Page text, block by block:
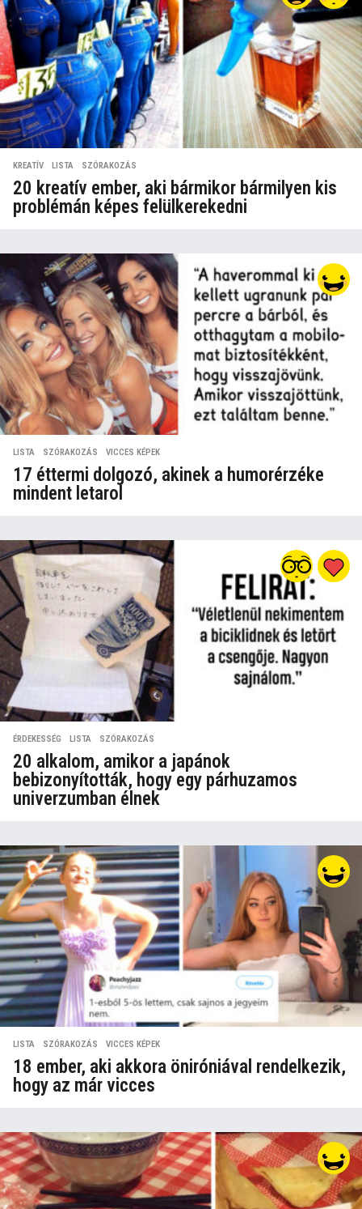
KREATÍV ,LISTA ,SZÓRAKOZÁS
20 kreatív ember, aki bármikor bármilyen kis
problémán képes felülkerekedni
LISTA ,SZÓRAKOZÁS ,VICCES KÉPEK
17 éttermi dolgozó, akinek a humorérzéke
mindent letarol
ÉRDEKESSÉG ,LISTA ,SZÓRAKOZÁS
20 alkalom, amikor a japánok
bebizonyították, hogy egy párhuzamos
univerzumban élnek
LISTA ,SZÓRAKOZÁS ,VICCES KÉPEK
18 ember, aki akkora öniróniával rendelkezik,
hogy az már vicces